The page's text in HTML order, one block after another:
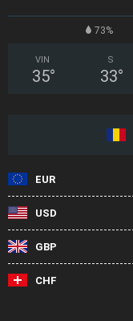
73%
VIN
35°
S
33°
EUR
USD
GBP
CHF